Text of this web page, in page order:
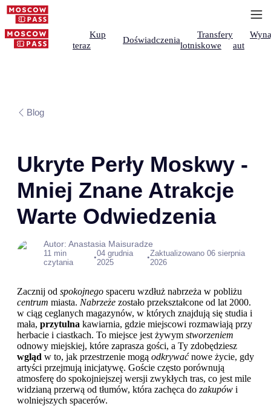
Kup
teraz
Doświadczenia
Transfery
lotniskowe
aut
Blog
Ukryte Perły Moskwy -
Mniej Znane Atrakcje
Warte Odwiedzenia
Autor: Anastasia Maisuradze
11 min
czytania
•04 grudnia
2025
•Zaktualizowano 06 sierpnia
2026
Zacznij od spokojnego spaceru wzdłuż nabrzeża w pobliżu
centrum miasta. Nabrzeże zostało przekształcone od lat 2000.
w ciąg ceglanych magazynów, w których znajdują się studia i
mała, przytulna kawiarnia, gdzie miejscowi rozmawiają przy
herbacie i ciastkach. To miejsce jest żywym stworzeniem
odnowy miejskiej, które zaprasza gości, a Ty zdobędziesz
wgląd w to, jak przestrzenie mogą odkrywaćnowe życie, gdy
artyści przejmują inicjatywę. Goście często porównują
atmosferę do spokojniejszej wersji zwykłych tras, co jest mile
widzianą przerwą od tłumów, która zachęca do zakupów i
wolniejszych spacerów.